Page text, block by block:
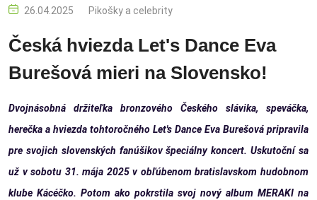
26.04.2025 Pikošky a celebrity
Česká hviezda Let's Dance Eva
Burešová mieri na Slovensko!
Dvojnásobná držiteľka bronzového Českého slávika, speváčka,
herečka a hviezda tohtoročného Let's Dance Eva Burešová pripravila
pre svojich slovenských fanúšikov špeciálny koncert. Uskutoční sa
už v sobotu 31. mája 2025 v obľúbenom bratislavskom hudobnom
klube Kácéčko. Potom ako pokrstila svoj nový album MERAKI na